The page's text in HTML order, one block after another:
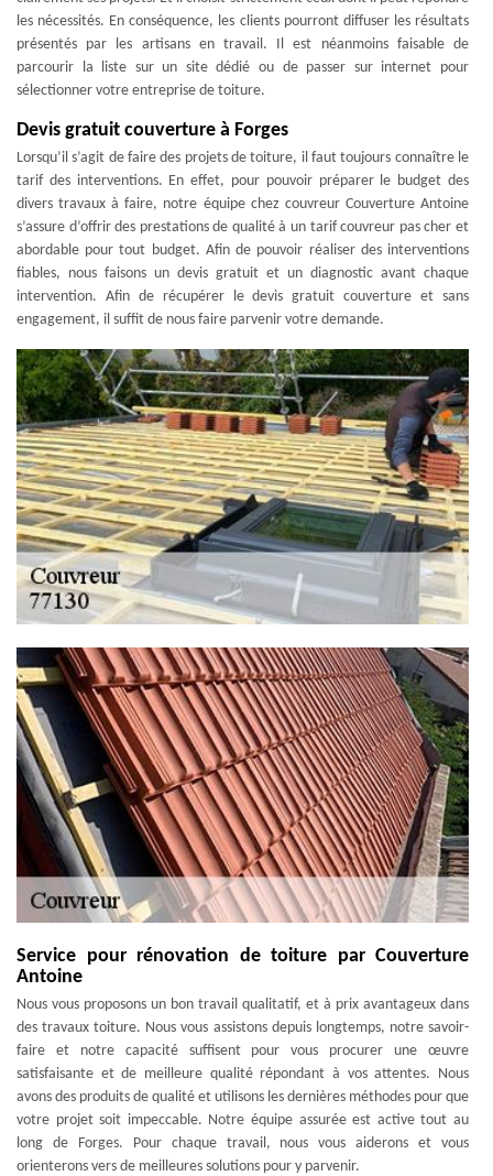
les nécessités. En conséquence, les clients pourront diffuser les résultats
présentés par les artisans en travail. Il est néanmoins faisable de
parcourir la liste sur un site dédié ou de passer sur internet pour
sélectionner votre entreprise de toiture.
Devis gratuit couverture à Forges
Lorsqu’il s’agit de faire des projets de toiture, il faut toujours connaître le
tarif des interventions. En effet, pour pouvoir préparer le budget des
divers travaux à faire, notre équipe chez couvreur Couverture Antoine
s’assure d’offrir des prestations de qualité à un tarif couvreur pas cher et
abordable pour tout budget. Afin de pouvoir réaliser des interventions
fiables, nous faisons un devis gratuit et un diagnostic avant chaque
intervention. Afin de récupérer le devis gratuit couverture et sans
engagement, il suffit de nous faire parvenir votre demande.
Service pour rénovation de toiture par Couverture
Antoine
Nous vous proposons un bon travail qualitatif, et à prix avantageux dans
des travaux toiture. Nous vous assistons depuis longtemps, notre savoir-
faire et notre capacité suffisent pour vous procurer une œuvre
satisfaisante et de meilleure qualité répondant à vos attentes. Nous
avons des produits de qualité et utilisons les dernières méthodes pour que
votre projet soit impeccable. Notre équipe assurée est active tout au
long de Forges. Pour chaque travail, nous vous aiderons et vous
orienterons vers de meilleures solutions pour y parvenir.